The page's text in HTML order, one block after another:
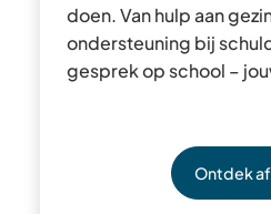
doen. Van hulp aan
ondersteuning bij
gesprek op school –
Ontdek